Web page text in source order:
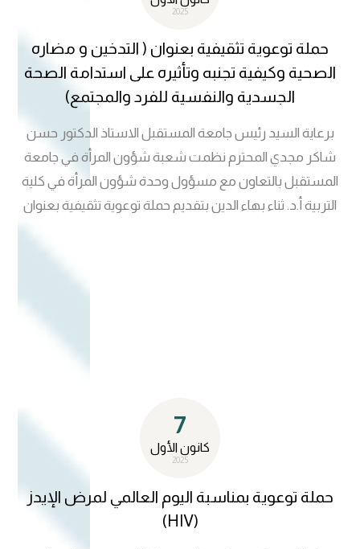
2025
حملة توعوية تثقيفية بعنوان ( التدخين و مضاره
الصحية وكيفية تجنبه وتأثيره على استدامة الصحة
الجسدية والنفسية للفرد والمجتمع)
برعاية السيد رئيس جامعة المستقبل الاستاذ الدكتور حسن
شاكر مجدي المحترم نظمت شعبة شؤون المرأة في جامعة
المستقبل بالتعاون مع مسؤول وحدة شؤون المرأة في كلية
التربية أ.د. ثناء بهاء الدين بتقديم حملة توعوية تثقيفية بعنوان
مسؤولات لجان شؤون المرأة في جميع أقسام الكلية فضلا عن
السلبية للتدخين.
7
كانون الأول
2025
حملة توعوية بمناسبة اليوم العالمي لمرض الإيدز
(HIV)